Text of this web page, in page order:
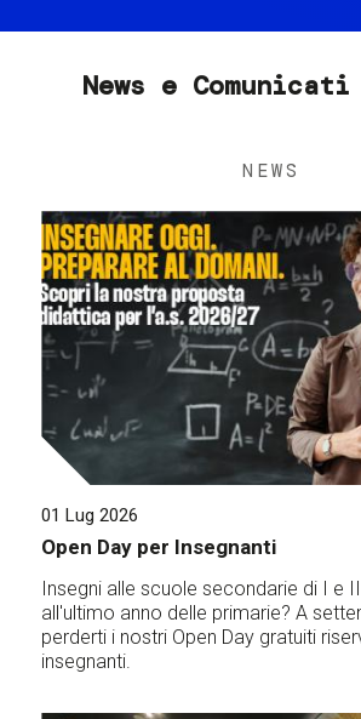
News e Comunicati
NEWS
01 Lug 2026
Open Day per Insegnanti
Insegni alle scuole secondarie di I e
all'ultimo anno delle primarie? A
perderti i nostri Open Day gratuiti
insegnanti.